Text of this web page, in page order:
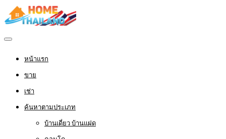
หน้าแรก
ขาย
เช่า
ค้นหาตามประเภท
บ้านเดี่ยว บ้านแฝด